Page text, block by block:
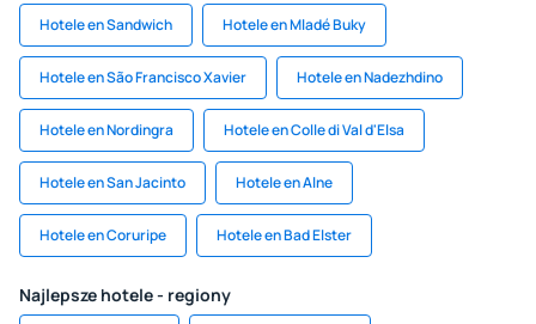
Hotele en Sandwich Hotele en Mladé Buky
Hotele en São Francisco Xavier Hotele en Nadezhdino
Hotele en Nordingra Hotele en Colle di Val d'Elsa
Hotele en San Jacinto Hotele en Alne
Hotele en Coruripe Hotele en Bad Elster
Najlepsze hotele - regiony